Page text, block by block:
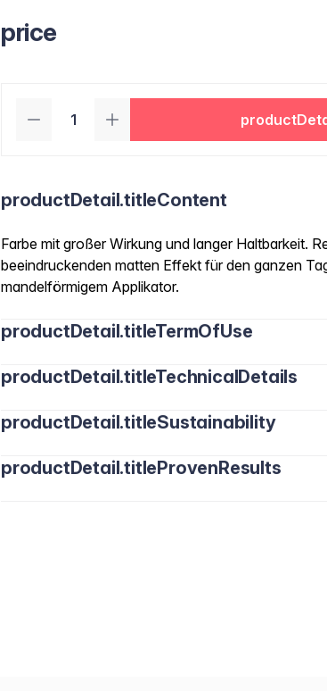
price
productDetail.titleContent
Farbe mit großer Wirkung und langer Haltbarkeit.
beeindruckenden matten Effekt für den ganzen
mandelförmigem Applikator.
productDetail.titleTermOfUse
productDetail.titleTechnicalDetails
productDetail.titleSustainability
productDetail.titleProvenResults